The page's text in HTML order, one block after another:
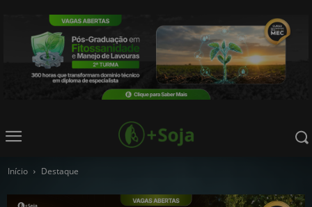
Início Destaque